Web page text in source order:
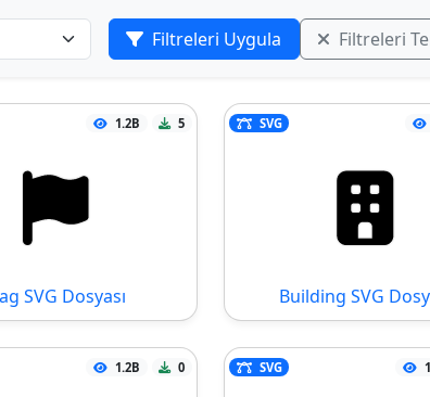
Filtreleri Uygula
Filtreleri
1.2B 5
SVG Dosyası
SVG
Building SVG
1.2B 0 SVG